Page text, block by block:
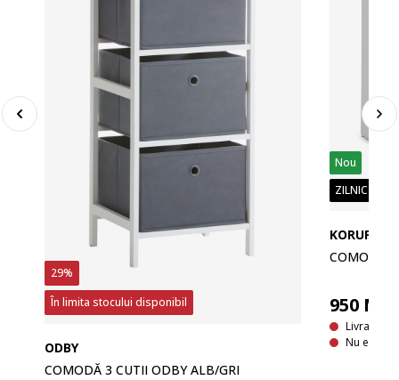
29%
În limita stocului disponibil
ODBY
COMODĂ 3 CUTII ODBY ALB/GRI
Nou
ZILNIC PREȚ
KORUP
COMODĂ
950
Livrare
Nu este